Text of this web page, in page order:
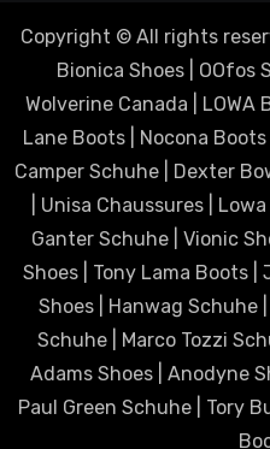
Copyright © All rights
Bionica Shoes
OOfos
Wolverine Canada
LOWA
Lane Boots| Nocona Boots|
Camper Schuhe| Dexter
Unisa Chaussures|
Ganter Schuhe
Vionic
Shoes| Tony Lama Boots|
Shoes
Hanwag Schuhe
Schuhe
Marco Tozzi
Adams Shoes
Anodyne
Paul Green Schuhe
Tory